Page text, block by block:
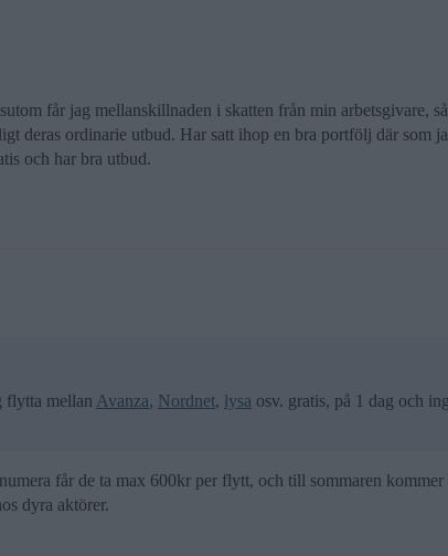
får jag mellanskillnaden i skatten från min arbetsgivare,
deras ordinarie utbud. Har satt ihop en bra portfölj där som
och har bra utbud.
flytta mellan Avanza, Nordnet, lysa osv. gratis, på 1 dag och
får de ta max 600kr per flytt, och till sommaren kommer
dyra aktörer.